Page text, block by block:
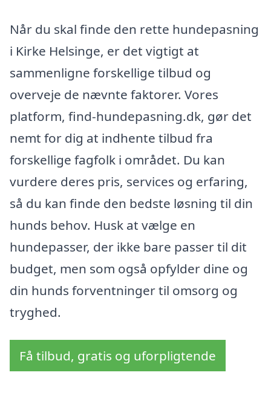
Når du skal finde den rette hundepasning
i Kirke Helsinge, er det vigtigt at
sammenligne forskellige tilbud og
overveje de nævnte faktorer. Vores
platform, find-hundepasning.dk, gør det
nemt for dig at indhente tilbud fra
forskellige fagfolk i området. Du kan
vurdere deres pris, services og erfaring,
så du kan finde den bedste løsning til din
hunds behov. Husk at vælge en
hundepasser, der ikke bare passer til dit
budget, men som også opfylder dine og
din hunds forventninger til omsorg og
tryghed.
Få tilbud, gratis og uforpligtende